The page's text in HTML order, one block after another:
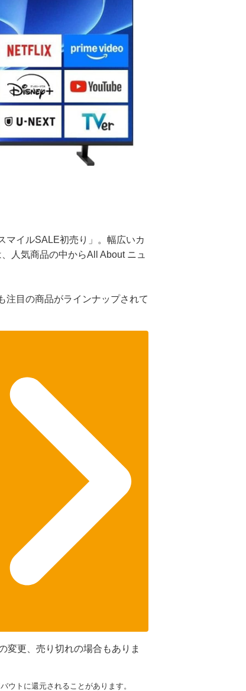
マイルSALE初売り」。幅広いカ
人気商品の中からAll About ニュ
注目の商品がラインナップされて
変更、売り切れの場合もありま
ウトに還元されることがあります。